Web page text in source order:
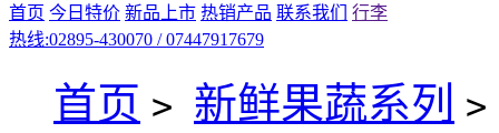
首页 今日特价 新品上市 热销产品 联系我们
行李
热线:02895-430070 / 07447917679
首页 > 新鲜果蔬系列